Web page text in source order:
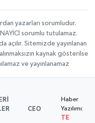
yazarları sorumludur.
sorumlu tutulamaz.
açılır. Sitemizde yayınlanan
kaynak gösterilse
ve yayınlanamaz
CEO
Haber
Yazılımı:
TE